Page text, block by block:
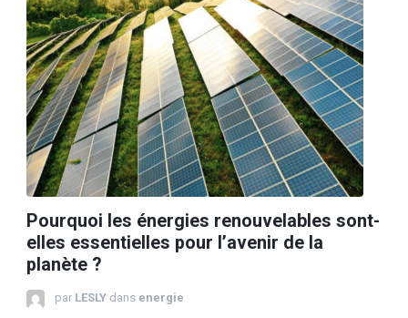
Pourquoi les énergies renouvelables sont-
elles essentielles pour l’avenir de la
planète ?
par LESLY dans energie